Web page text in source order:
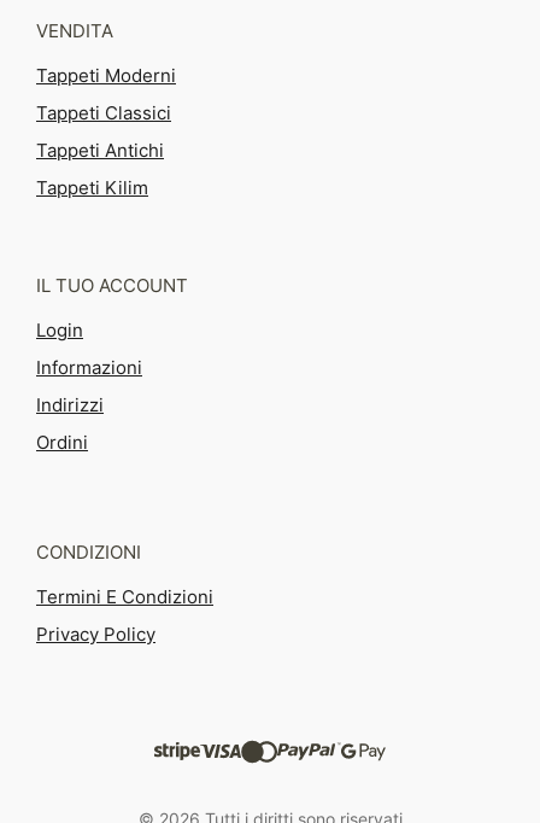
VENDITA
Tappeti Moderni
Tappeti Classici
Tappeti Antichi
Tappeti Kilim
IL TUO ACCOUNT
Login
Informazioni
Indirizzi
Ordini
CONDIZIONI
Termini E Condizioni
Privacy Policy
© 2026 Tutti i diritti sono riservati